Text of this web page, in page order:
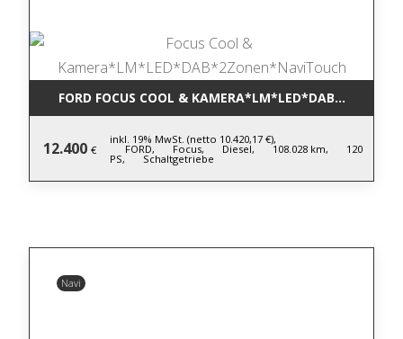
FORD FOCUS COOL &
12.400 €
inkl. 19% MwSt. (netto 10.420,17 €),
FORD, Focus, Diesel, 108.028 km, 120
PS, Schaltgetriebe
Navi